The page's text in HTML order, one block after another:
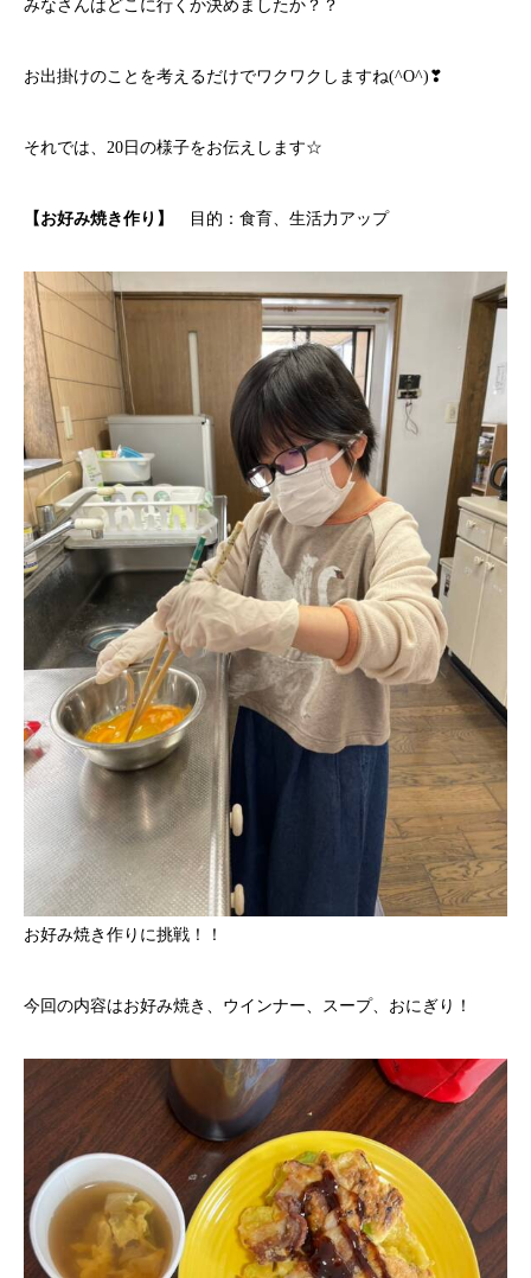
みなさんはどこに行くか決めましたか？？
お出掛けのことを考えるだけでワクワクしますね(^O^)❣
それでは、20日の様子をお伝えします☆
【お好み焼き作り】 目的：食育、生活力アップ
お好み焼き作りに挑戦！！
今回の内容はお好み焼き、ウインナー、スープ、おにぎり！